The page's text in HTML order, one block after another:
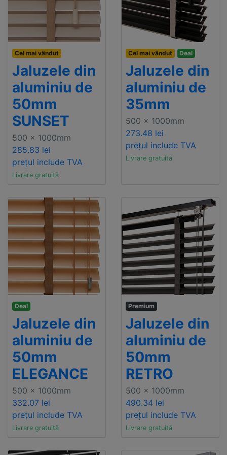
Cel mai vândut
Jaluzele din
aluminiu de
50mm
SUNSET
500 x 1000mm
285.83 lei
prețul include TVA
Livrare gratuită
Cel mai vândut Deal
Jaluzele din
aluminiu de
35mm
500 x 1000mm
273.48 lei
prețul include TVA
Livrare gratuită
Deal
Jaluzele din
aluminiu de
50mm
ELEGANCE
500 x 1000mm
332.07 lei
prețul include TVA
Livrare gratuită
Premium
Jaluzele din
aluminiu de
50mm
RETRO
500 x 1000mm
490.34 lei
prețul include TVA
Livrare gratuită